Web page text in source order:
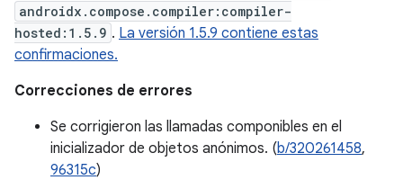
androidx.compose.compiler:compiler-
hosted:1.5.9 . La versión 1.5.9 contiene estas
confirmaciones.
Correcciones de errores
Se corrigieron las llamadas componibles en el
inicializador de objetos anónimos. (b/320261458,
96315c)